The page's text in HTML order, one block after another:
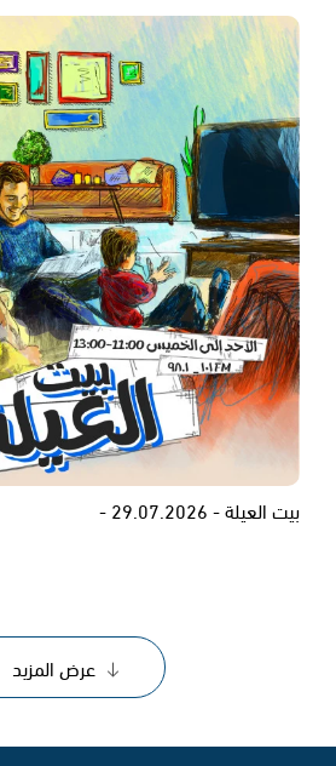
بيت العيلة - 29.07.2026 -
عرض المزيد